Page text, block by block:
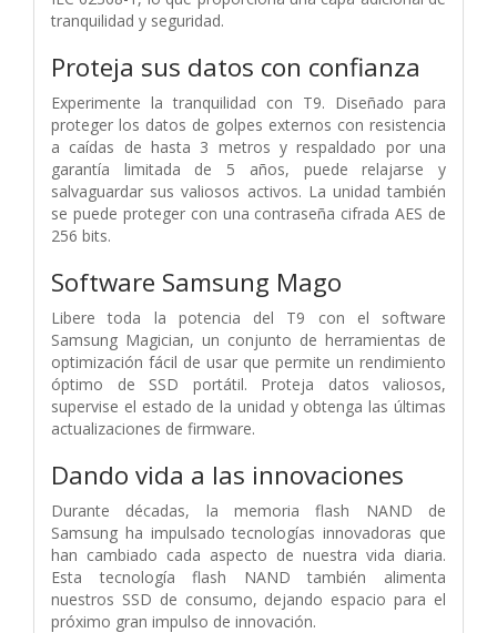
tranquilidad y seguridad.
Proteja sus datos con confianza
Experimente la tranquilidad con T9. Diseñado para
proteger los datos de golpes externos con resistencia
a caídas de hasta 3 metros y respaldado por una
garantía limitada de 5 años, puede relajarse y
salvaguardar sus valiosos activos. La unidad también
se puede proteger con una contraseña cifrada AES de
256 bits.
Software Samsung Mago
Libere toda la potencia del T9 con el software
Samsung Magician, un conjunto de herramientas de
optimización fácil de usar que permite un rendimiento
óptimo de SSD portátil. Proteja datos valiosos,
supervise el estado de la unidad y obtenga las últimas
actualizaciones de firmware.
Dando vida a las innovaciones
Durante décadas, la memoria flash NAND de
Samsung ha impulsado tecnologías innovadoras que
han cambiado cada aspecto de nuestra vida diaria.
Esta tecnología flash NAND también alimenta
nuestros SSD de consumo, dejando espacio para el
próximo gran impulso de innovación.